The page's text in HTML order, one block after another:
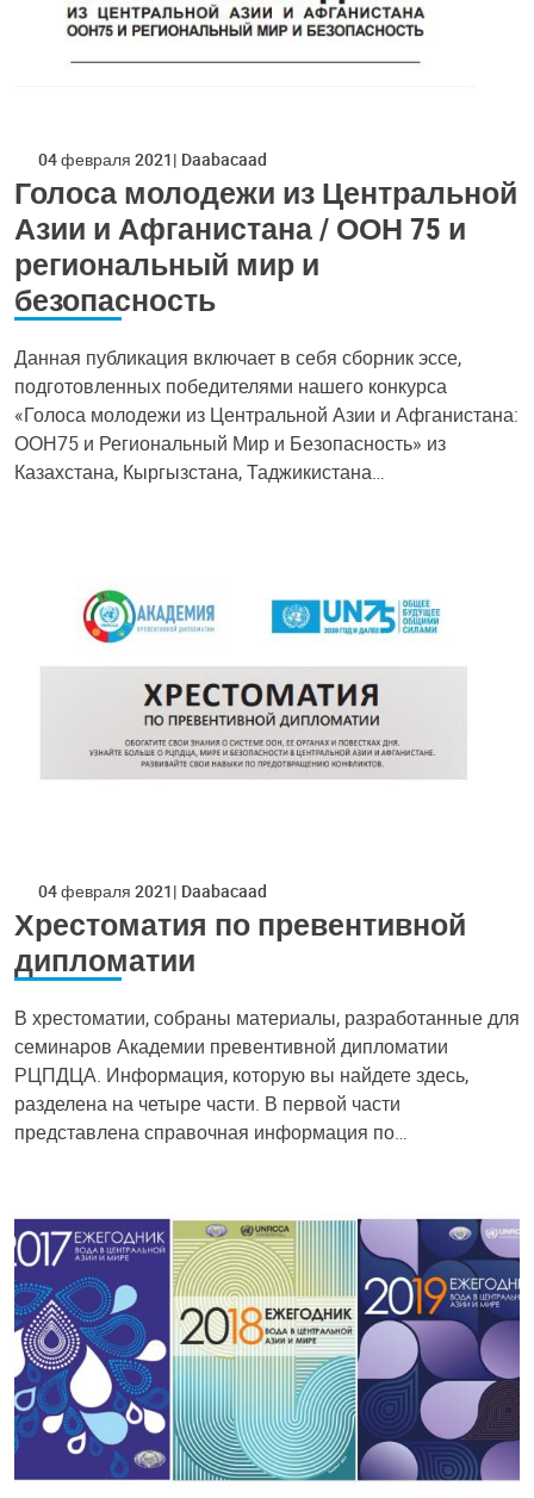
04 февраля 2021 Daabacaad
Голоса молодежи из Центральной
Азии и Афганистана / ООН 75 и
региональный мир и
безопасность
Данная публикация включает в себя сборник эссе,
подготовленных победителями нашего конкурса
«Голоса молодежи из Центральной Азии и Афганистана:
ООН75 и Региональный Мир и Безопасность» из
Казахстана, Кыргызстана, Таджикистана…
04 февраля 2021 Daabacaad
Хрестоматия по превентивной
дипломатии
В хрестоматии, собраны материалы, разработанные для
семинаров Академии превентивной дипломатии
РЦПДЦА. Информация, которую вы найдете здесь,
разделена на четыре части. В первой части
представлена справочная информация по…